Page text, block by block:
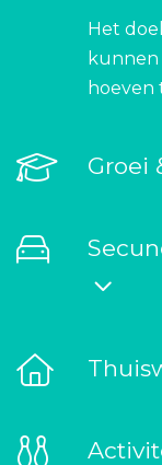
Het
hoeven
Groei